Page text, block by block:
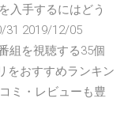
入手するにはどう
31 2019/12/05
組を視聴する35個
をおすすめランキン
ミ・レビューも豊